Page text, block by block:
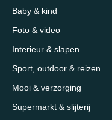
Baby & kind
Foto & video
Interieur & slapen
Sport, outdoor & reizen
Mooi & verzorging
Supermarkt & slijterij